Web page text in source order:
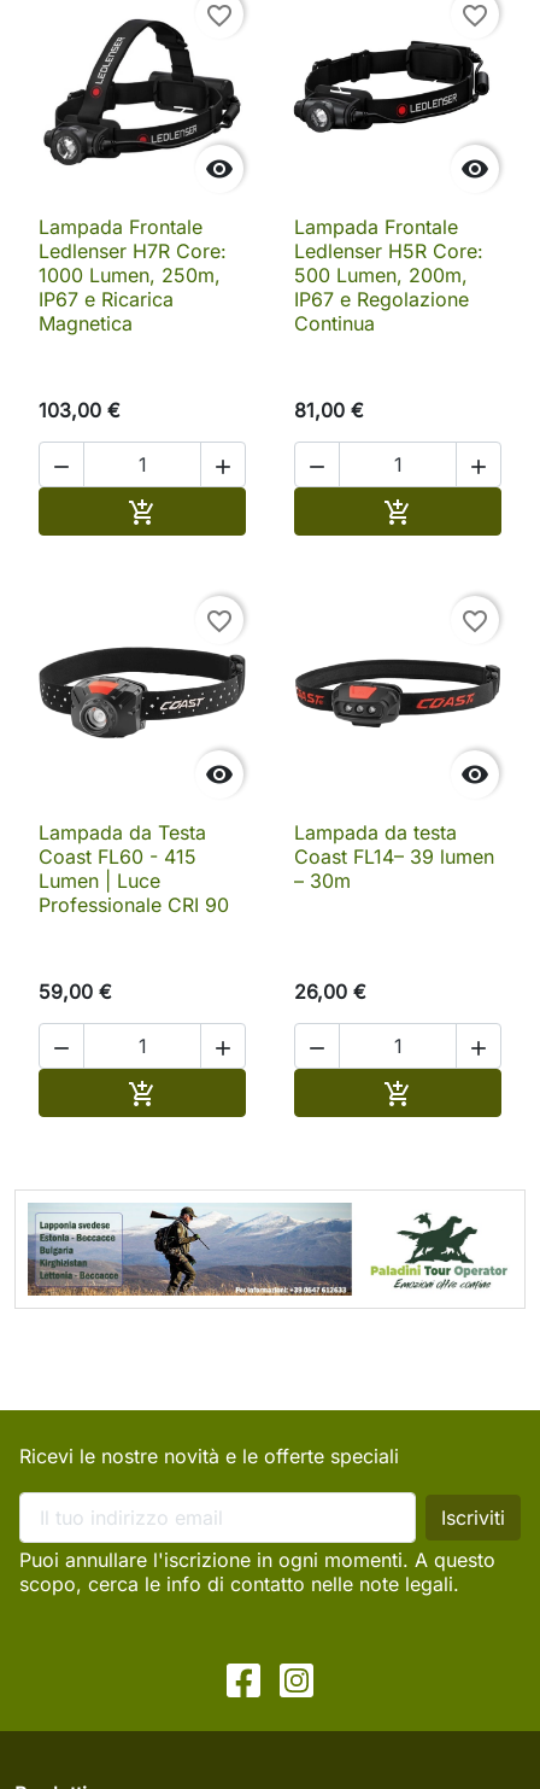

favorite_border
Lampada Frontale
Ledlenser H7R Core:
1000 Lumen, 250m,
IP67 e Ricarica
Magnetica
103,00 €
 


favorite_border
Lampada Frontale
Ledlenser H5R Core:
500 Lumen, 200m,
IP67 e Regolazione
Continua
81,00 €
 


favorite_border
Lampada da Testa
Coast FL60 - 415
Lumen | Luce
Professionale CRI 90
59,00 €
 


favorite_border
Lampada da testa
Coast FL14– 39 lumen
– 30m
26,00 €
 

Ricevi le nostre novità e le offerte speciali
Puoi annullare l'iscrizione in ogni momenti. A questo
scopo, cerca le info di contatto nelle note legali.